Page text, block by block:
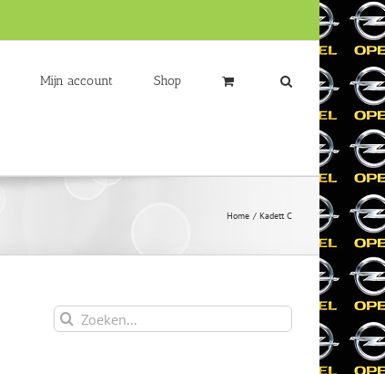
Mijn account Shop
Home Kadett C
Zoeken
naar: